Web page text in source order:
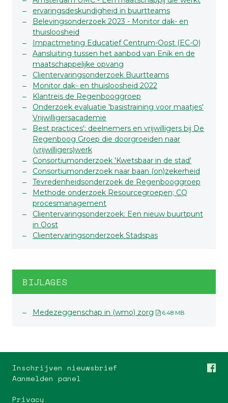
ervaringsdeskundigheid in buurtteams
Belevingsonderzoek 2023 - Monitor dak- en
thuisloosheid
Impactmeting Educatief Centrum-Oost (EC-O)
Aansluiting tussen het aanbod van Enik en de
maatschappelijke opvang
Clientervaringsonderzoek Buurtteams
Monitor dak- en thuisloosheid 2022
Klantreis de Regenbooggroep
Onderzoek evaluatie 'basistraining voor maatjes'
Vrijwilligersacademie
Best practices': deelnemers en vrijwilligers bij De
Regenboog Groep die doorgroeiden naar
(vrijwilligers)werk
Consortiumonderzoek 'Kwetsbaar in de stad'
Consortiumonderzoek naar baan (on)zekerheid
Tevredenheidsonderzoek de Regenbooggroep
Methode onderzoek Resourcegroepen; CQ
procesmanagement
Clientervaringsonderzoek: Een nieuw buurtpunt
in Oost
Clientervaringsonderzoek Stadspas
BIJLAGES
Medezeggenschap in (wmo) zorg 6.48 MB
Inschrijven nieuwsbrief
Aanmelden panel
Privacy